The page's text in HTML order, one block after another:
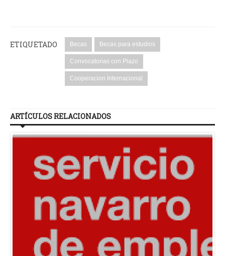
ETIQUETADO Becas Becas para estudios
Convocatorias con Plazo
Cooperacion Internacional
ARTÍCULOS RELACIONADOS